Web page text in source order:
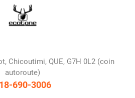
Chicoutimi, QUE, G7H 0L2 (coin
autoroute)
690-3006